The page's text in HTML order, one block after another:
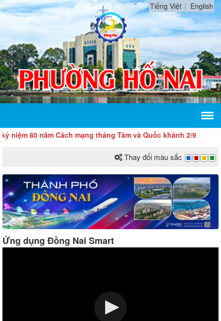
Tiếng Việt English
80 năm Cách mạng tháng Tám và Quốc khánh 2/9
Thay đổi màu sắc
Ứng dụng Đồng Nai Smart